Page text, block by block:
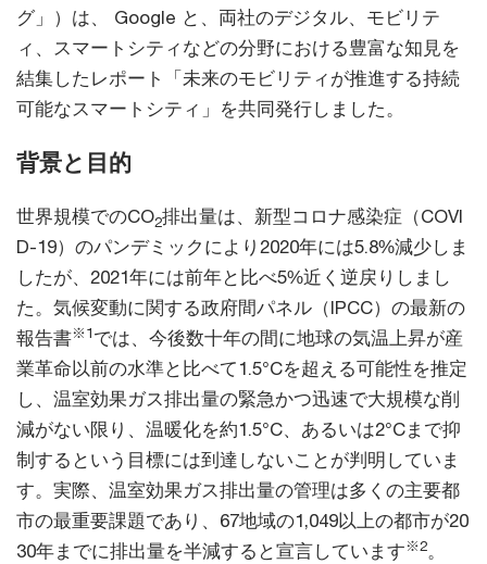
グ」）は、 Google と、両社のデジタル、モビリテ
ィ、スマートシティなどの分野における豊富な知見を
結集したレポート「未来のモビリティが推進する持続
可能なスマートシティ」を共同発行しました。
背景と目的
世界規模でのCO2排出量は、新型コロナ感染症（COVI
D-19）のパンデミックにより2020年には5.8%減少しま
したが、2021年には前年と比べ5%近く逆戻りしまし
た。気候変動に関する政府間パネル（IPCC）の最新の
報告書※1では、今後数十年の間に地球の気温上昇が産
業革命以前の水準と比べて1.5°Cを超える可能性を推定
し、温室効果ガス排出量の緊急かつ迅速で大規模な削
減がない限り、温暖化を約1.5°C、あるいは2°Cまで抑
制するという目標には到達しないことが判明していま
す。実際、温室効果ガス排出量の管理は多くの主要都
市の最重要課題であり、67地域の1,049以上の都市が20
30年までに排出量を半減すると宣言しています※2。